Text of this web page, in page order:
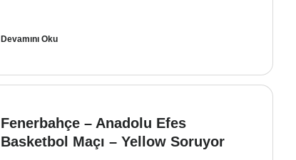
Devamını Oku
Fenerbahçe – Anadolu Efes
Basketbol Maçı – Yellow Soruyor